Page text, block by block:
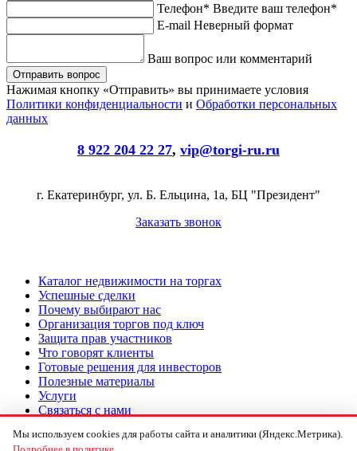
Телефон* Введите ваш телефон*
E-mail Неверный формат
Ваш вопрос или комментарий
Нажимая кнопку «Отправить» вы принимаете условия
Политики конфиденциальности и Обработки персональных
данных
8 922 204 22 27, vip@torgi-ru.ru
г. Екатеринбург, ул. Б. Ельцина, 1а, БЦ "Президент"
Заказать звонок
Каталог недвижимости на торгах
Успешные сделки
Почему выбирают нас
Организация торгов под ключ
Защита прав участников
Что говорят клиенты
Готовые решения для инвесторов
Полезные материалы
Услуги
Связаться с нами
Подача заявки на торги под ключ
Мы используем cookies для работы сайта и аналитики (Яндекс.Метрика).